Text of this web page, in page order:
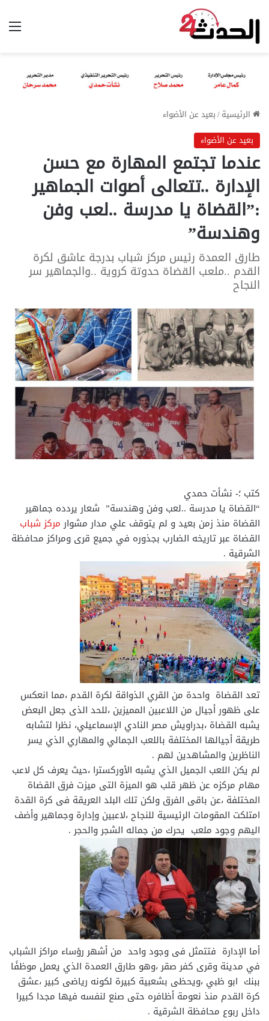
الرئيسية/بعيد عن الأضواء
بعيد عن الأضواء
عندما تجتمع المهارة مع حسن
الإدارة ..تتعالى أصوات الجماهير
:”القضاة يا مدرسة ..لعب وفن
وهندسة”
طارق العمدة رئيس مركز شباب بدرجة عاشق لكرة
القدم ..ملعب القضاة حدوتة كروية ..والجماهير سر
النجاح
كتب ؛- نشأت حمدي
“القضاة يا مدرسة ..لعب وفن وهندسة” شعار يردده جماهير
القضاة منذ زمن بعيد و لم يتوقف علي مدار مشوارمركز شباب
القضاة عبر تاريخه الضارب بجذوره في جميع قرى ومراكز محافظة
الشرقية .
تعد القضاة واحدة من القري الذواقة لكرة القدم ،مما انعكس
على ظهور أجيال من اللاعبين المميزين ،للحد الذى جعل البعض
يشبه القضاة ،بدراويش مصر النادي الإسماعيلي، نظرا لتشابه
طريقة أجيالها المختلفة باللعب الجمالي والمهاري الذي يسر
الناظرين والمشاهدين لهم .
لم يكن اللعب الجميل الذي يشبه الأوركسترا ،حيث يعرف كل لاعب
مهام مركزه عن ظهر قلب هو الميزة التى ميزت فرق القضاة
المختلفة ،عن باقى الفرق ولكن تلك البلد العريقة فى كرة القدة
امتلكت المقومات الرئيسية للنجاح ،لاعبين وإدارة وجماهير وأضف
اليهم وجود ملعب يحرك من جماله الشجر والحجر .
أما الإدارة فتتمثل فى وجود واحد من أشهر رؤساء مراكز الشباب
في مدينة وقرى كفر صقر ،وهو طارق العمدة الذي يعمل موظفًا
ببنك ابو ظبي ،ويحظى بشعبية كبيرة لكونه رياضى كبير ،عشق
كرة القدم منذ نعومة أظافره حتى صنع لنفسه فيها مجدا كبيرا
داخل ربوع محافظة الشرقية .